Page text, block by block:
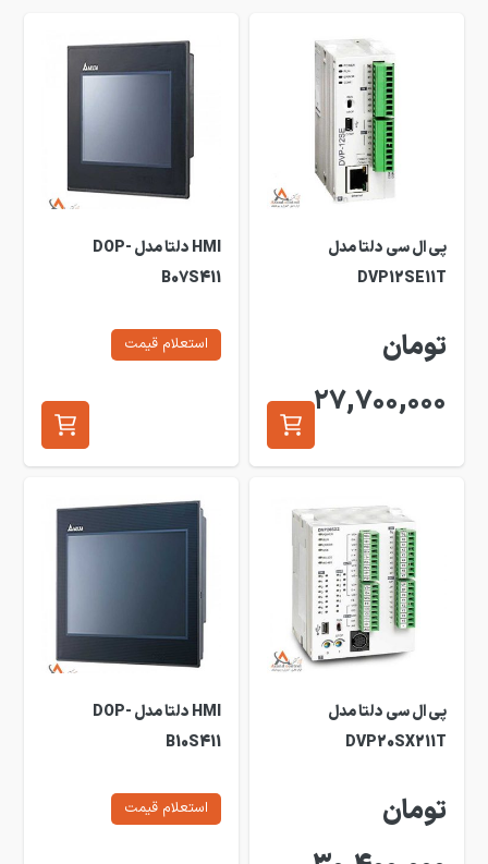
پی ال سی دلتا مدل
DVP12SE11T
تومان
27,700,000
HMI دلتا مدل DOP-
B07S411
استعلام قیمت
پی ال سی دلتا مدل
DVP20SX211T
تومان
HMI دلتا مدل DOP-
B10S411
استعلام قیمت